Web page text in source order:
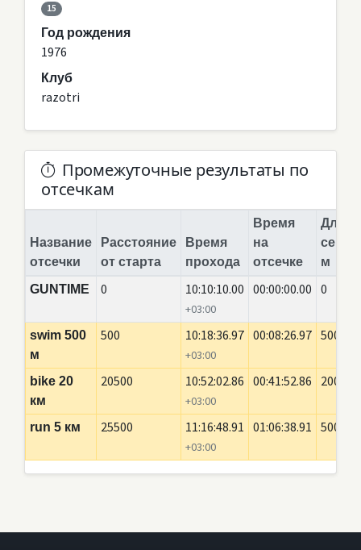
15
Год рождения
1976
Клуб
razotri
Промежуточные результаты по
отсечкам
Название
отсечки
Расстояние
от старта
Время
прохода
Время
на
отсечке
Длина
м
GUNTIME
0 10:10:10.00
+03:00
00:00:00.00 0
swim 500
м
500 10:18:36.97
+03:00
00:08:26.97 500
bike 20
км
20500 10:52:02.86
+03:00
00:41:52.86 20000
run 5 км 25500 11:16:48.91
+03:00
01:06:38.91 5000